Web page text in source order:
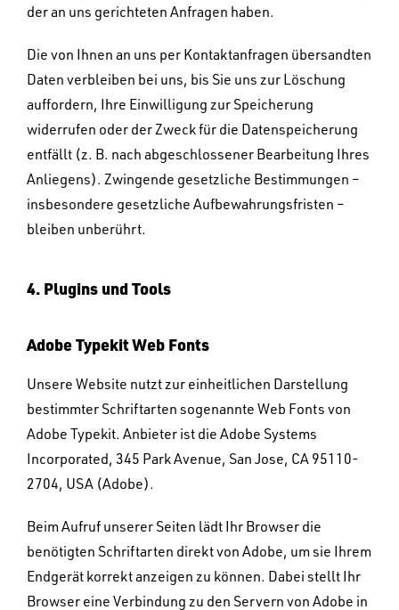
der an uns gerichteten Anfragen haben.
Die von Ihnen an uns per Kontaktanfragen übersandten
Daten verbleiben bei uns, bis Sie uns zur Löschung
auffordern, Ihre Einwilligung zur Speicherung
widerrufen oder der Zweck für die Datenspeicherung
entfällt (z. B. nach abgeschlossener Bearbeitung Ihres
Anliegens). Zwingende gesetzliche Bestimmungen –
insbesondere gesetzliche Aufbewahrungsfristen –
bleiben unberührt.
4. Plugins und Tools
Adobe Typekit Web Fonts
Unsere Website nutzt zur einheitlichen Darstellung
bestimmter Schriftarten sogenannte Web Fonts von
Adobe Typekit. Anbieter ist die Adobe Systems
Incorporated, 345 Park Avenue, San Jose, CA 95110-
2704, USA (Adobe).
Beim Aufruf unserer Seiten lädt Ihr Browser die
benötigten Schriftarten direkt von Adobe, um sie Ihrem
Endgerät korrekt anzeigen zu können. Dabei stellt Ihr
Browser eine Verbindung zu den Servern von Adobe in